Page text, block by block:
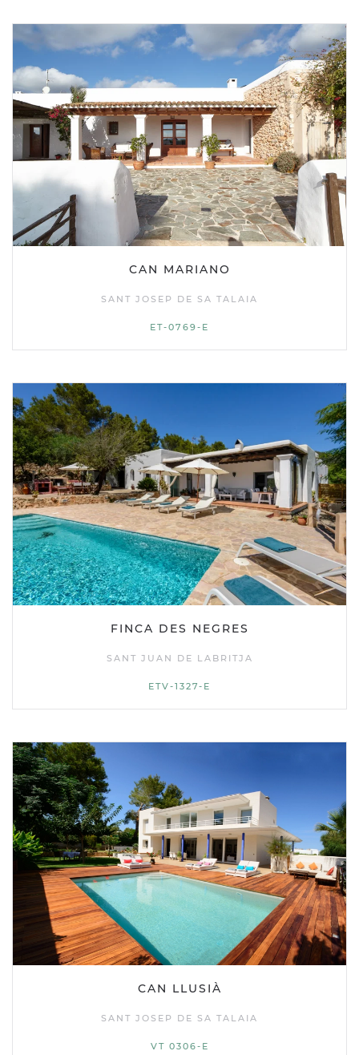
CAN MARIANO
SANT JOSEP DE SA TALAIA
ET-0769-E
FINCA DES NEGRES
SANT JUAN DE LABRITJA
ETV-1327-E
CAN LLUSIÀ
SANT JOSEP DE SA TALAIA
VT 0306-E